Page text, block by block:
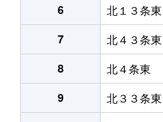
6
北１３条東
7
北４３条東
8
北４条東
9
北３３条東